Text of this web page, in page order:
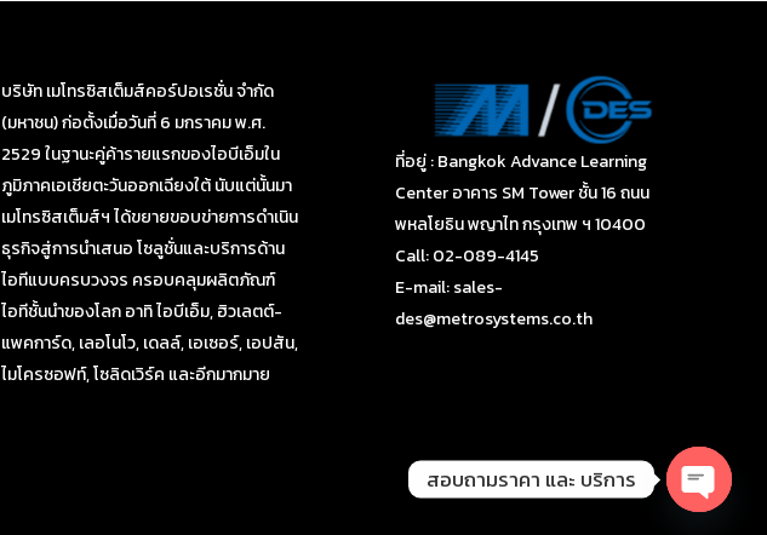
บริษัท เมโทรซิสเต็มส์คอร์ปอเรชั่น จำกัด
(มหาชน) ก่อตั้งเมื่อวันที่ 6 มกราคม พ.ศ.
2529 ในฐานะคู่ค้ารายแรกของไอบีเอ็มใน
ภูมิภาคเอเชียตะวันออกเฉียงใต้ นับแต่นั้นมา
เมโทรซิสเต็มส์ฯ ได้ขยายขอบข่ายการดำเนิน
ธุรกิจสู่การนำเสนอ โซลูชั่นและบริการด้าน
ไอทีแบบครบวงจร ครอบคลุมผลิตภัณฑ์
ไอทีชั้นนำของโลก อาทิ ไอบีเอ็ม, ฮิวเลตต์-
แพคการ์ด, เลอโนโว, เดลล์, เอเซอร์, เอปสัน,
ไมโครซอฟท์, โซลิดเวิร์ค และอีกมากมาย
ที่อยู่ : Bangkok Advance Learning
Center อาคาร SM Tower ชั้น 16 ถนน
พหลโยธิน พญาไท กรุงเทพ ฯ 10400
Call: 02-089-4145
E-mail: sales-
des@metrosystems.co.th
สอบถามราคา และ บริการ
Open